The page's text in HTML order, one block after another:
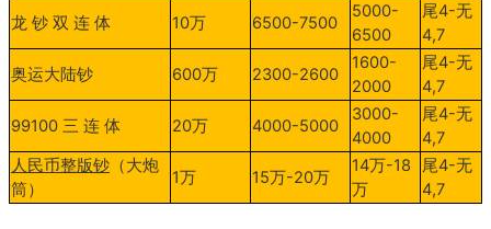
龙 钞 双 连 体 10万 6500-7500
5000-
6500
尾4-无
4,7
奥运大陆钞
600万 2300-2600
1600-
2000
尾4-无
4,7
99100 三 连 体 20万 4000-5000
3000-
4000
尾4-无
4,7
人民币整版钞 （大炮
筒）
1万 15万-20万
14万-18
万
尾4-无
4,7